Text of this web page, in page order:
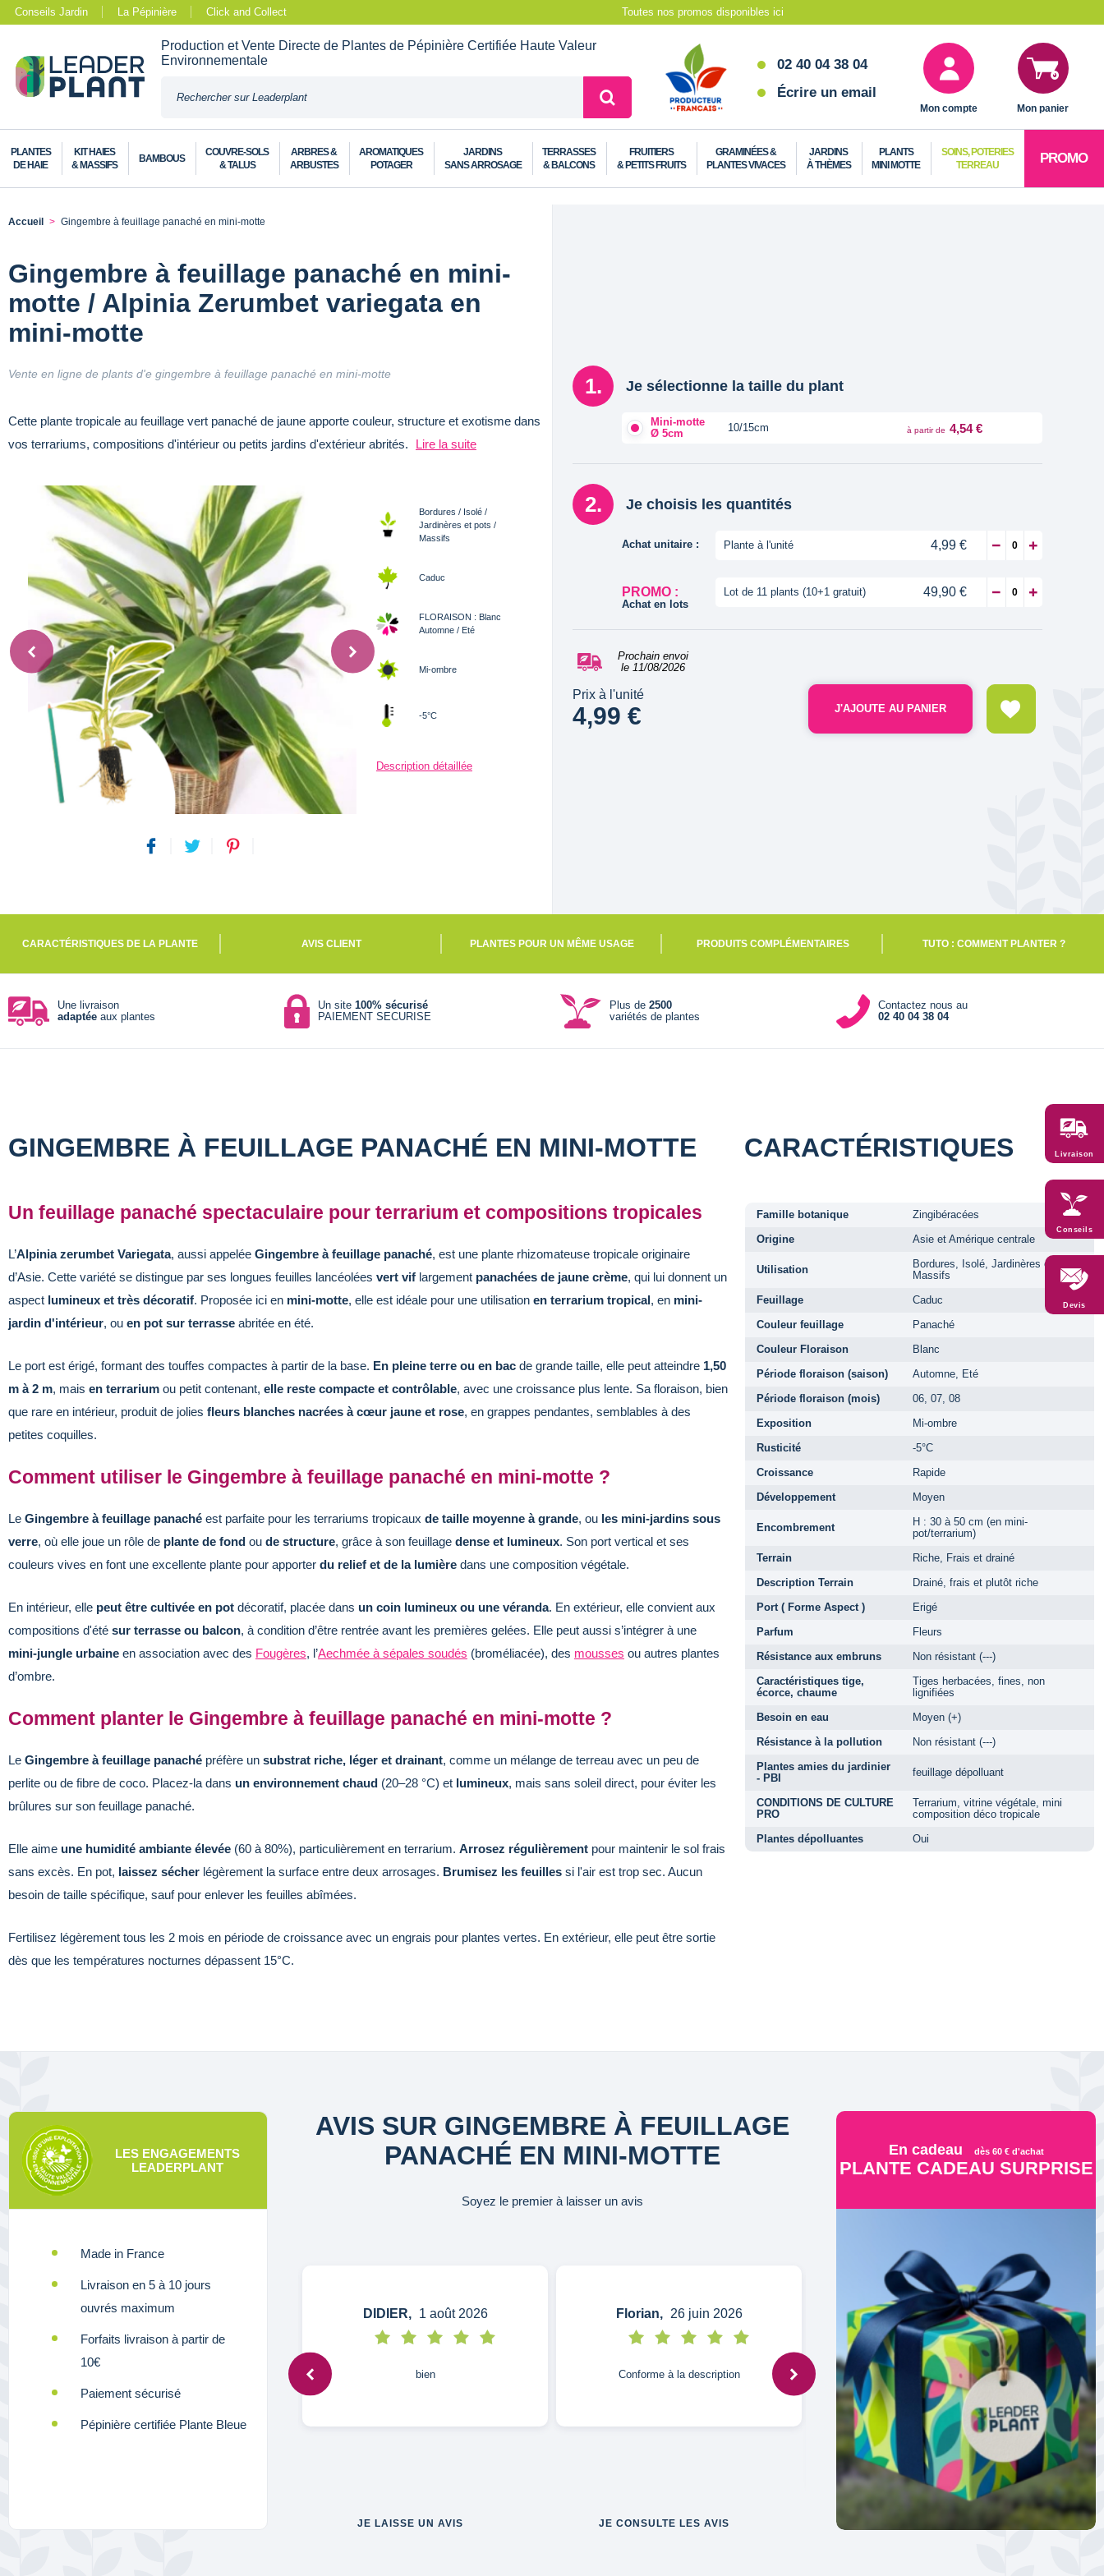
Conseils Jardin La Pépinière Click and Collect Toutes nos promos disponibles ici
Production et Vente Directe de Plantes de Pépinière Certifiée Haute Valeur
Environnementale
02 40 04 38 04
Écrire un email
Mon compte Mon panier
PLANTES
DE HAIE
KIT HAIES
& MASSIFS
BAMBOUS
COUVRE-SOLS
& TALUS
ARBRES &
ARBUSTES
AROMATIQUES
POTAGER
JARDINS
SANS ARROSAGE
TERRASSES
& BALCONS
FRUITIERS
& PETITS FRUITS
GRAMINÉES &
PLANTES VIVACES
JARDINS
À THÈMES
PLANTS
MINI MOTTE
SOINS, POTERIES
TERREAU
PROMO
Accueil Gingembre à feuillage panaché en mini-motte
Gingembre à feuillage panaché en mini-
motte / Alpinia Zerumbet variegata en
mini-motte
Vente en ligne de plants d'e gingembre à feuillage panaché en mini-motte
Cette plante tropicale au feuillage vert panaché de jaune apporte couleur, structure et exotisme dans
vos terrariums, compositions d'intérieur ou petits jardins d'extérieur abrités.
Lire la suite
Bordures / Isolé /
Jardinères et pots /
Massifs
Caduc
FLORAISON : Blanc
Automne / Eté
Mi-ombre
-5°C
Description détaillée
Je sélectionne la taille du plant
Mini-motte
Ø 5cm
10/15cm à partir de 4,54 €
Je choisis les quantités
Achat unitaire : Plante à l'unité 4,99 €
PROMO :
Achat en lots
Lot de 11 plants (10+1 gratuit) 49,90 €
Prochain envoi
le 11/08/2026
Prix à l'unité
4,99 € J'AJOUTE AU PANIER
CARACTÉRISTIQUES DE LA PLANTE AVIS CLIENT PLANTES POUR UN MÊME USAGE PRODUITS COMPLÉMENTAIRES TUTO : COMMENT PLANTER ?
Une livraison
adaptée aux plantes
Un site 100% sécurisé
PAIEMENT SECURISE
Plus de 2500
variétés de plantes
Contactez nous au
02 40 04 38 04
GINGEMBRE À FEUILLAGE PANACHÉ EN MINI-MOTTE
Un feuillage panaché spectaculaire pour terrarium et compositions tropicales
L’Alpinia zerumbet Variegata, aussi appelée Gingembre à feuillage panaché, est une plante rhizomateuse tropicale originaire
d’Asie. Cette variété se distingue par ses longues feuilles lancéolées vert vif largement panachées de jaune crème, qui lui donnent un
aspect lumineux et très décoratif. Proposée ici en mini-motte, elle est idéale pour une utilisation en terrarium tropical, en mini-
jardin d'intérieur, ou en pot sur terrasse abritée en été.
Le port est érigé, formant des touffes compactes à partir de la base. En pleine terre ou en bac de grande taille, elle peut atteindre 1,50
m à 2 m, mais en terrarium ou petit contenant, elle reste compacte et contrôlable, avec une croissance plus lente. Sa floraison, bien
que rare en intérieur, produit de jolies fleurs blanches nacrées à cœur jaune et rose, en grappes pendantes, semblables à des
petites coquilles.
Comment utiliser le Gingembre à feuillage panaché en mini-motte ?
Le Gingembre à feuillage panaché est parfaite pour les terrariums tropicaux de taille moyenne à grande, ou les mini-jardins sous
verre, où elle joue un rôle de plante de fond ou de structure, grâce à son feuillage dense et lumineux. Son port vertical et ses
couleurs vives en font une excellente plante pour apporter du relief et de la lumière dans une composition végétale.
En intérieur, elle peut être cultivée en pot décoratif, placée dans un coin lumineux ou une véranda. En extérieur, elle convient aux
compositions d'été sur terrasse ou balcon, à condition d’être rentrée avant les premières gelées. Elle peut aussi s’intégrer à une
mini-jungle urbaine en association avec des Fougères, l’Aechmée à sépales soudés (broméliacée), des mousses ou autres plantes
d’ombre.
Comment planter le Gingembre à feuillage panaché en mini-motte ?
Le Gingembre à feuillage panaché préfère un substrat riche, léger et drainant, comme un mélange de terreau avec un peu de
perlite ou de fibre de coco. Placez-la dans un environnement chaud (20–28 °C) et lumineux, mais sans soleil direct, pour éviter les
brûlures sur son feuillage panaché.
Elle aime une humidité ambiante élevée (60 à 80%), particulièrement en terrarium. Arrosez régulièrement pour maintenir le sol frais
sans excès. En pot, laissez sécher légèrement la surface entre deux arrosages. Brumisez les feuilles si l'air est trop sec. Aucun
besoin de taille spécifique, sauf pour enlever les feuilles abîmées.
Fertilisez légèrement tous les 2 mois en période de croissance avec un engrais pour plantes vertes. En extérieur, elle peut être sortie
dès que les températures nocturnes dépassent 15°C.
CARACTÉRISTIQUES
Famille botanique
Zingibéracées
Origine
Asie et Amérique centrale
Utilisation
Bordures, Isolé, Jardinères et pots,
Massifs
Feuillage
Caduc
Couleur feuillage
Panaché
Couleur Floraison
Blanc
Période floraison (saison)
Automne, Eté
Période floraison (mois)
06, 07, 08
Exposition
Mi-ombre
Rusticité
-5°C
Croissance
Rapide
Développement
Moyen
Encombrement
H : 30 à 50 cm (en mini-
pot/terrarium)
Terrain
Riche, Frais et drainé
Description Terrain
Drainé, frais et plutôt riche
Port ( Forme Aspect )
Erigé
Parfum
Fleurs
Résistance aux embruns
Non résistant (---)
Caractéristiques tige,
écorce, chaume
Tiges herbacées, fines, non
lignifiées
Besoin en eau
Moyen (+)
Résistance à la pollution
Non résistant (---)
Plantes amies du jardinier
- PBI
feuillage dépolluant
CONDITIONS DE CULTURE
PRO
Terrarium, vitrine végétale, mini
composition déco tropicale
Plantes dépolluantes
Oui
LES ENGAGEMENTS
LEADERPLANT
Made in France
Livraison en 5 à 10 jours
ouvrés maximum
Forfaits livraison à partir de
10€
Paiement sécurisé
Pépinière certifiée Plante Bleue
AVIS SUR GINGEMBRE À FEUILLAGE
PANACHÉ EN MINI-MOTTE
Soyez le premier à laisser un avis
Marc, 3 déc. 2025 DIDIER, 1 août 2026
bien
Florian, 26 juin 2026
Conforme à la description
Louise, 22 févr. 2026
La plante est arrivée en bon état.
Rempotée immédiatement, ses racines
sont saines. J'attends juste qu'elle fasse
ses feuilles.
JE LAISSE UN AVIS JE CONSULTE LES AVIS
En cadeau dès 60 € d'achat
PLANTE CADEAU SURPRISE
Livraison
Conseils
Devis